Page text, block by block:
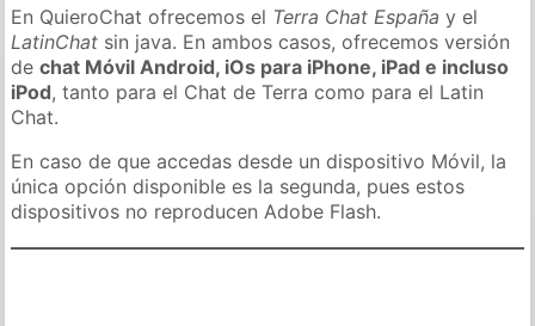
En QuieroChat ofrecemos el Terra Chat España y el
LatinChat sin java. En ambos casos, ofrecemos versión
dechat Móvil Android, iOs para iPhone, iPad e incluso
iPod, tanto para el Chat de Terra como para el Latin
Chat.
En caso de que accedas desde un dispositivo Móvil, la
única opción disponible es la segunda, pues estos
dispositivos no reproducen Adobe Flash.